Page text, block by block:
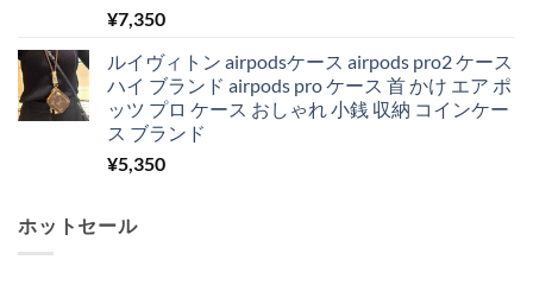
¥7,350
ルイヴィトン airpodsケース airpods pro2 ケース
ハイ ブランド airpods pro ケース 首 かけ エア ポ
ッツ プロ ケース おしゃれ 小銭 収納 コインケー
ス ブランド
¥5,350
ホットセール